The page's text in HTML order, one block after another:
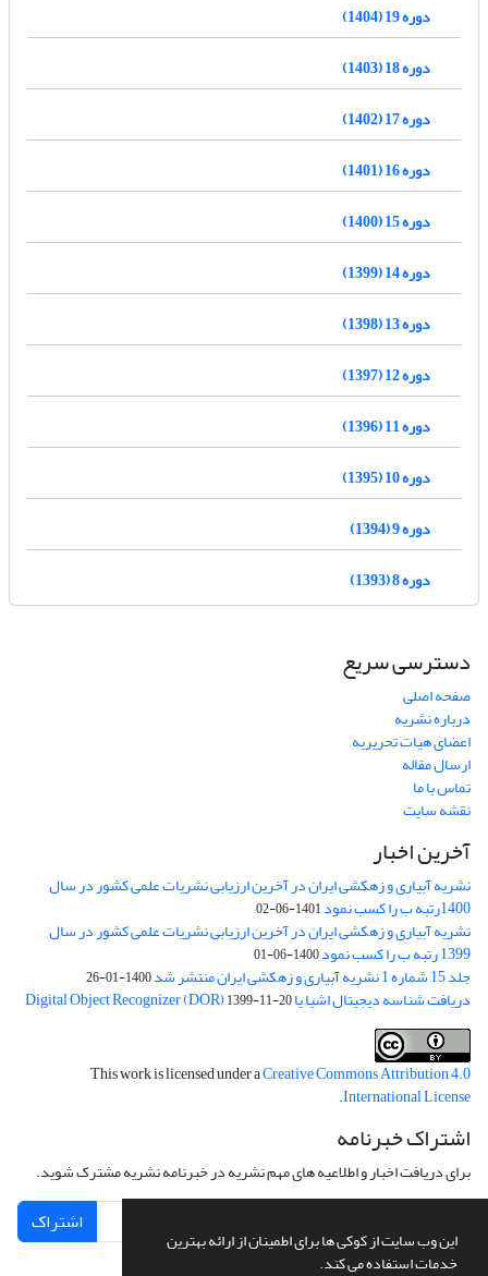
این وب سایت از کوکی ها برای اطمینان از ارائه بهترین
خدمات استفاده می کند.
دوره 19 (1404)
دوره 18 (1403)
دوره 17 (1402)
دوره 16 (1401)
دوره 15 (1400)
دوره 14 (1399)
دوره 13 (1398)
دوره 12 (1397)
دوره 11 (1396)
دوره 10 (1395)
دوره 9 (1394)
دوره 8 (1393)
دسترسی سریع
صفحه اصلی
درباره نشریه
اعضای هیات تحریریه
ارسال مقاله
تماس با ما
نقشه سایت
آخرین اخبار
نشریه آبیاری و زهکشی ایران در آخرین ارزیابی نشریات علمی کشور در سال
1400رتبه ب را کسب نمود 1401-06-02
نشریه آبیاری و زهکشی ایران در آخرین ارزیابی نشریات علمی کشور در سال
1399 رتبه ب را کسب نمود 1400-06-01
جلد 15 شماره 1 نشریه آبیاری و زهکشی ایران منتشر شد 1400-01-26
دریافت شناسه دیجیتال اشیا یا Digital Object Recognizer (DOR)1399-11-20
This work is licensed under aCreative Commons Attribution 4.0
International License
.
اشتراک خبرنامه
برای دریافت اخبار و اطلاعیه های مهم نشریه در خبرنامه نشریه مشترک شوید.
اشتراک